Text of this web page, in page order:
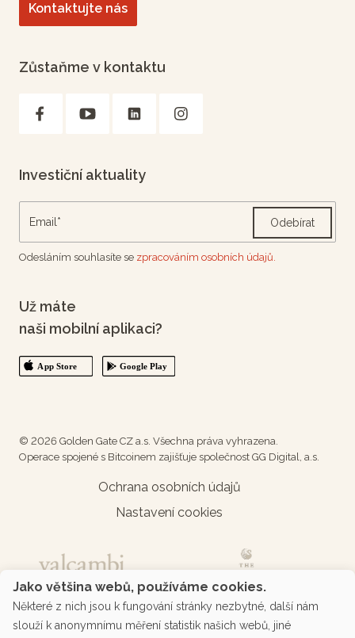
Kontaktujte nás
Zůstaňme v kontaktu
Investiční aktuality
Odebírat
Odesláním souhlasíte se zpracováním osobních údajů.
Už máte
naši mobilní aplikaci?
© 2026 Golden Gate CZ a.s. Všechna práva vyhrazena.
Operace spojené s Bitcoinem zajišťuje společnost GG Digital, a.s.
Ochrana osobních údajů
Nastavení cookies
Jako většina webů, používáme cookies.
Některé z nich jsou k fungování stránky nezbytné, další nám
slouží k anonymnímu měření statistik našich webů, jiné